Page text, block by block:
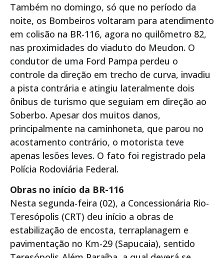
Também no domingo, só que no período da
noite, os Bombeiros voltaram para atendimento
em colisão na BR-116, agora no quilômetro 82,
nas proximidades do viaduto do Meudon. O
condutor de uma Ford Pampa perdeu o
controle da direção em trecho de curva, invadiu
a pista contrária e atingiu lateralmente dois
ônibus de turismo que seguiam em direção ao
Soberbo. Apesar dos muitos danos,
principalmente na caminhoneta, que parou no
acostamento contrário, o motorista teve
apenas lesões leves. O fato foi registrado pela
Polícia Rodoviária Federal.
Obras no início da BR-116
Nesta segunda-feira (02), a Concessionária Rio-
Teresópolis (CRT) deu início a obras de
estabilização de encosta, terraplanagem e
pavimentação no Km-29 (Sapucaia), sentido